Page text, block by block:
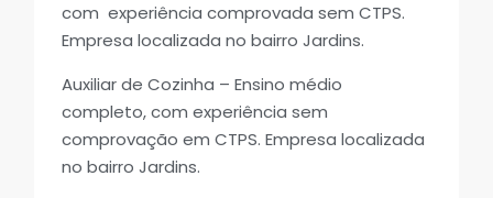
com experiência comprovada sem CTPS.
Empresa localizada no bairro Jardins.
Auxiliar de Cozinha – Ensino médio
completo, com experiência sem
comprovação em CTPS. Empresa localizada
no bairro Jardins.